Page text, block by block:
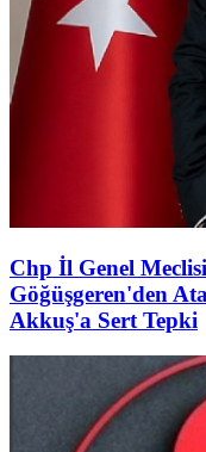
Chp İl Genel
Göğüşgeren'den
Akkuş'a Sert Tepki